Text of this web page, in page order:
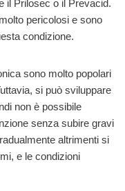
il Prilosec o il Prevacid.
pericolosi e sono
condizione.
sono molto popolari
si può sviluppare
non è possibile
senza subire gravi
altrimenti si
e le condizioni